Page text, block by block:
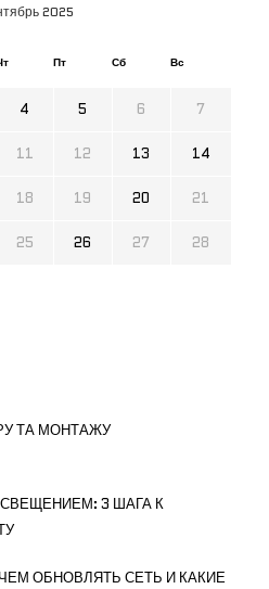
2025
Пт Сб Вс
4 5 6 7
11 12 13 14
18 19 20 21
25 26 27 28
ТА МОНТАЖУ
3 ШАГА К
ОБНОВЛЯТЬ СЕТЬ И КАКИЕ